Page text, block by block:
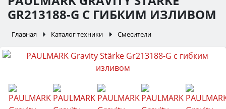
GR213188-G С ГИБКИМ ИЗЛИВОМ
Главная Каталог техники Смесители